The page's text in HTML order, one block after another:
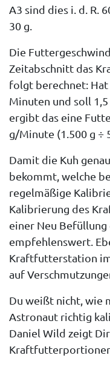
A3 sind dies i. d. R.
30 g.
Die
Zeitabschnitt das
folgt berechnet:
Minuten und soll
ergibt das eine
g/Minute (1.500 g ÷
Damit die Kuh
bekommt, welche
regelmäßige
Kalibrierung des
einer Neu
empfehlenswert.
Kraftfutterstation
auf
Du weißt nicht, wie
Astronaut richtig
Daniel Wild zeigt